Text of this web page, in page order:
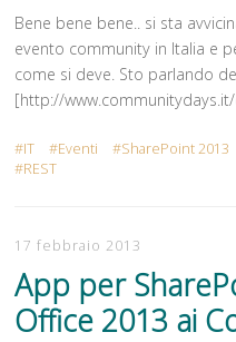
Bene bene bene.. si sta
evento community in Italia e
come si deve. Sto parlando
[http://
IT Eventi SharePoint 2013
REST
17 febbraio 2013
App per
Office 2013 ai